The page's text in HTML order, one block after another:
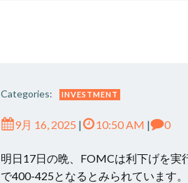
Categories: INVESTMENT
9月 16, 2025 | 10:50 AM | 0
明日17日の晩、FOMCは利下げを実
で400-425となるとみられています。